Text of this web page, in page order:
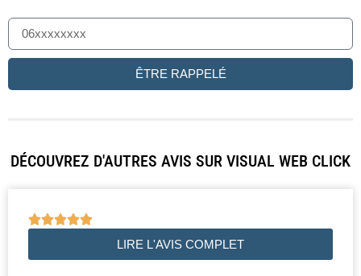
ÊTRE RAPPELÉ
DÉCOUVREZ D'AUTRES AVIS SUR VISUAL WEB CLICK

LIRE L'AVIS COMPLET